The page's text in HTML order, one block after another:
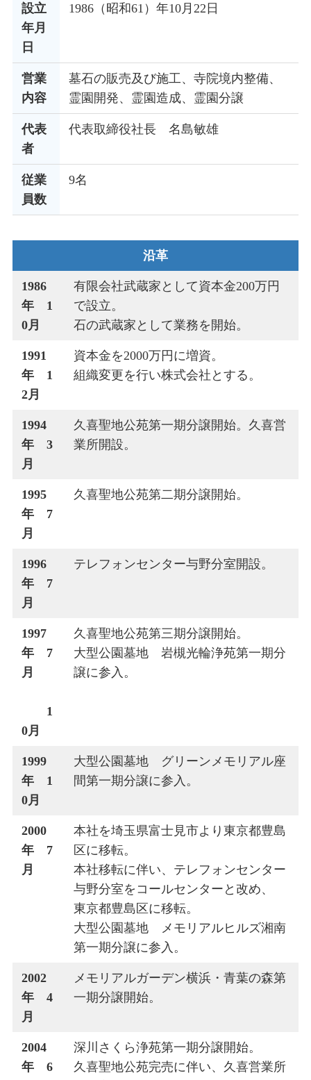
設立
年月
日
1986（昭和61）年10月22日
営業
内容
墓石の販売及び施工、寺院境内整備、
霊園開発、霊園造成、霊園分譲
代表
者
代表取締役社長 名島敏雄
従業
員数
9名
沿革
1986
年 1
0月
有限会社武蔵家として資本金200万円
で設立。
石の武蔵家として業務を開始。
1991
年 1
2月
資本金を2000万円に増資。
組織変更を行い株式会社とする。
1994
年 3
月
久喜聖地公苑第一期分譲開始。久喜営
業所開設。
1995
年 7
月
久喜聖地公苑第二期分譲開始。
1996
年 7
月
テレフォンセンター与野分室開設。
1997
年 7
月
1
0月
久喜聖地公苑第三期分譲開始。
大型公園墓地 岩槻光輪浄苑第一期分
譲に参入。
1999
年 1
0月
大型公園墓地 グリーンメモリアル座
間第一期分譲に参入。
2000
年 7
月
本社を埼玉県富士見市より東京都豊島
区に移転。
本社移転に伴い、テレフォンセンター
与野分室をコールセンターと改め、
東京都豊島区に移転。
大型公園墓地 メモリアルヒルズ湘南
第一期分譲に参入。
2002
年 4
月
メモリアルガーデン横浜・青葉の森第
一期分譲開始。
2004
年 6
深川さくら浄苑第一期分譲開始。
久喜聖地公苑完売に伴い、久喜営業所